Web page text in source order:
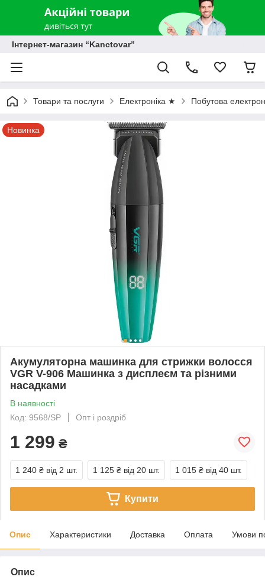
Інтернет-магазин “Kanctovar”
Товари та послуги Електроніка ★ Побутова
Новинка
Акумуляторна машинка для стрижки волосся
VGR V-906 Машинка з дисплеєм та різними
насадками
В наявності
Код: 9568/SP
Опт і роздріб
1 299 ₴
1 240 ₴ від 2 шт. 1 125 ₴ від 20 шт. 1 015 ₴ від 40 шт.
Купити
Опис Характеристики Доставка Оплата Умови
Опис